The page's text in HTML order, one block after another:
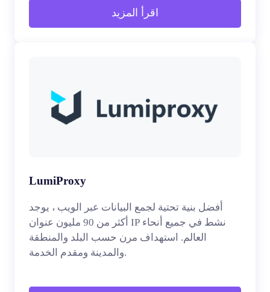
اقرأ المزيد
LumiProxy
أفضل بنية تحتية لجمع البيانات عبر الويب ، يوجد
أكثر من 90 مليون عنوان IP نشط في جميع أنحاء
العالم. استهداف مرن حسب البلد والمنطقة
والمدينة ومقدم الخدمة.